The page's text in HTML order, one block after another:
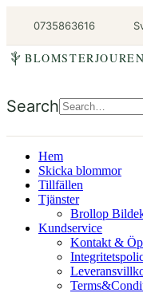
0735863616
BLOMSTERJOUREN
Search
Hem
Skicka blommor
Tillfällen
Tjänster
Brollop
Kundservice
Kontakt &